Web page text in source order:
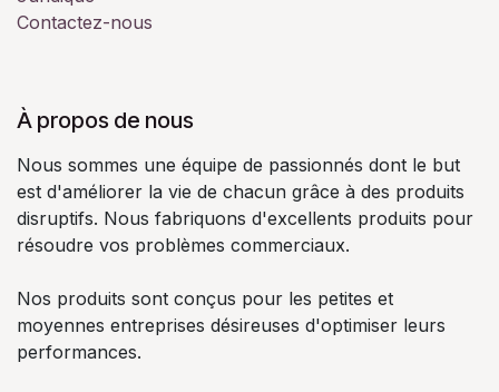
Contactez-nous
À propos de nous
Nous sommes une équipe de passionnés dont le but
est d'améliorer la vie de chacun grâce à des produits
disruptifs. Nous fabriquons d'excellents produits pour
résoudre vos problèmes commerciaux.
Nos produits sont conçus pour les petites et
moyennes entreprises désireuses d'optimiser leurs
performances.